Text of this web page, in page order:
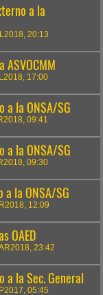
a la
20:13
ASVOCMM
17:00
a la ONSA/SG
09:41
a la ONSA/SG
09:30
a la ONSA/SG
12:09
OAED
23:42
a la Sec. General
05:45